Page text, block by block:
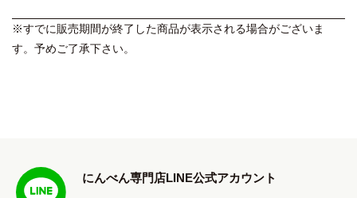
※すでに販売期間が終了した商品が表示される場合がございま
す。予めご了承下さい。
にんべん専門店LINE公式アカウント